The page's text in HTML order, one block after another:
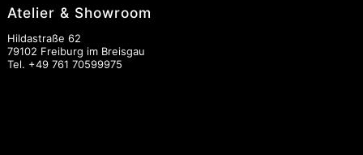
Atelier & Showroom
Hildastraße 62
79102 Freiburg im Breisgau
Tel. +49 761 70599975